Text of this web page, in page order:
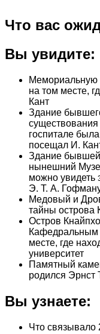
Что вас
Вы увидите:
Мемориальную
на том месте,
Кант
Здание
существования
госпитале
посещал И.
Здание бывшей
нынешний
можно увидеть
Э. Т. А.
Медовый и
тайны острова
Остров
Кафедральным
месте, где
университет
Памятный
родился
Вы узнаете:
Что связывало